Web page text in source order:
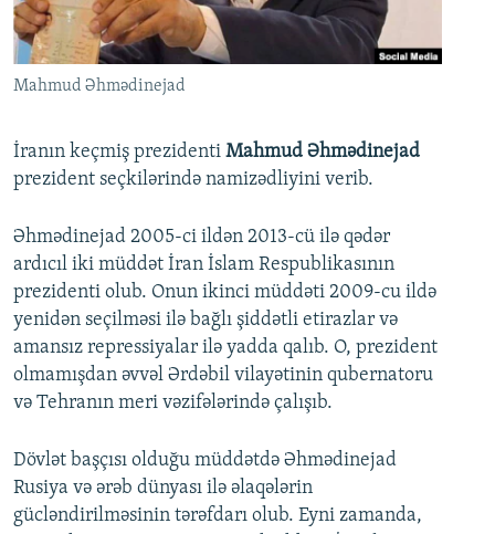
KARIKATURA
İSLAM VƏ DEMOKRATIYA
PEŞƏ ETIKASI VƏ JURNALISTIKA STANDARTLARIMIZ
BIZIMLƏ ƏLAQƏ
XƏBƏR BÜLLETENLƏRIMIZ
BIZI IZLƏ
Mahmud Əhmədinejad
İranın keçmiş prezidenti Mahmud Əhmədinejad
prezident seçkilərində namizədliyini verib.
Əhmədinejad 2005-ci ildən 2013-cü ilə qədər
ardıcıl iki müddət İran İslam Respublikasının
prezidenti olub. Onun ikinci müddəti 2009-cu ildə
yenidən seçilməsi ilə bağlı şiddətli etirazlar və
amansız repressiyalar ilə yadda qalıb. O, prezident
olmamışdan əvvəl Ərdəbil vilayətinin qubernatoru
və Tehranın meri vəzifələrində çalışıb.
Dövlət başçısı olduğu müddətdə Əhmədinejad
Rusiya və ərəb dünyası ilə əlaqələrin
gücləndirilməsinin tərəfdarı olub. Eyni zamanda,